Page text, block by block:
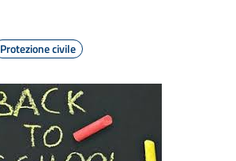
Protezione civile